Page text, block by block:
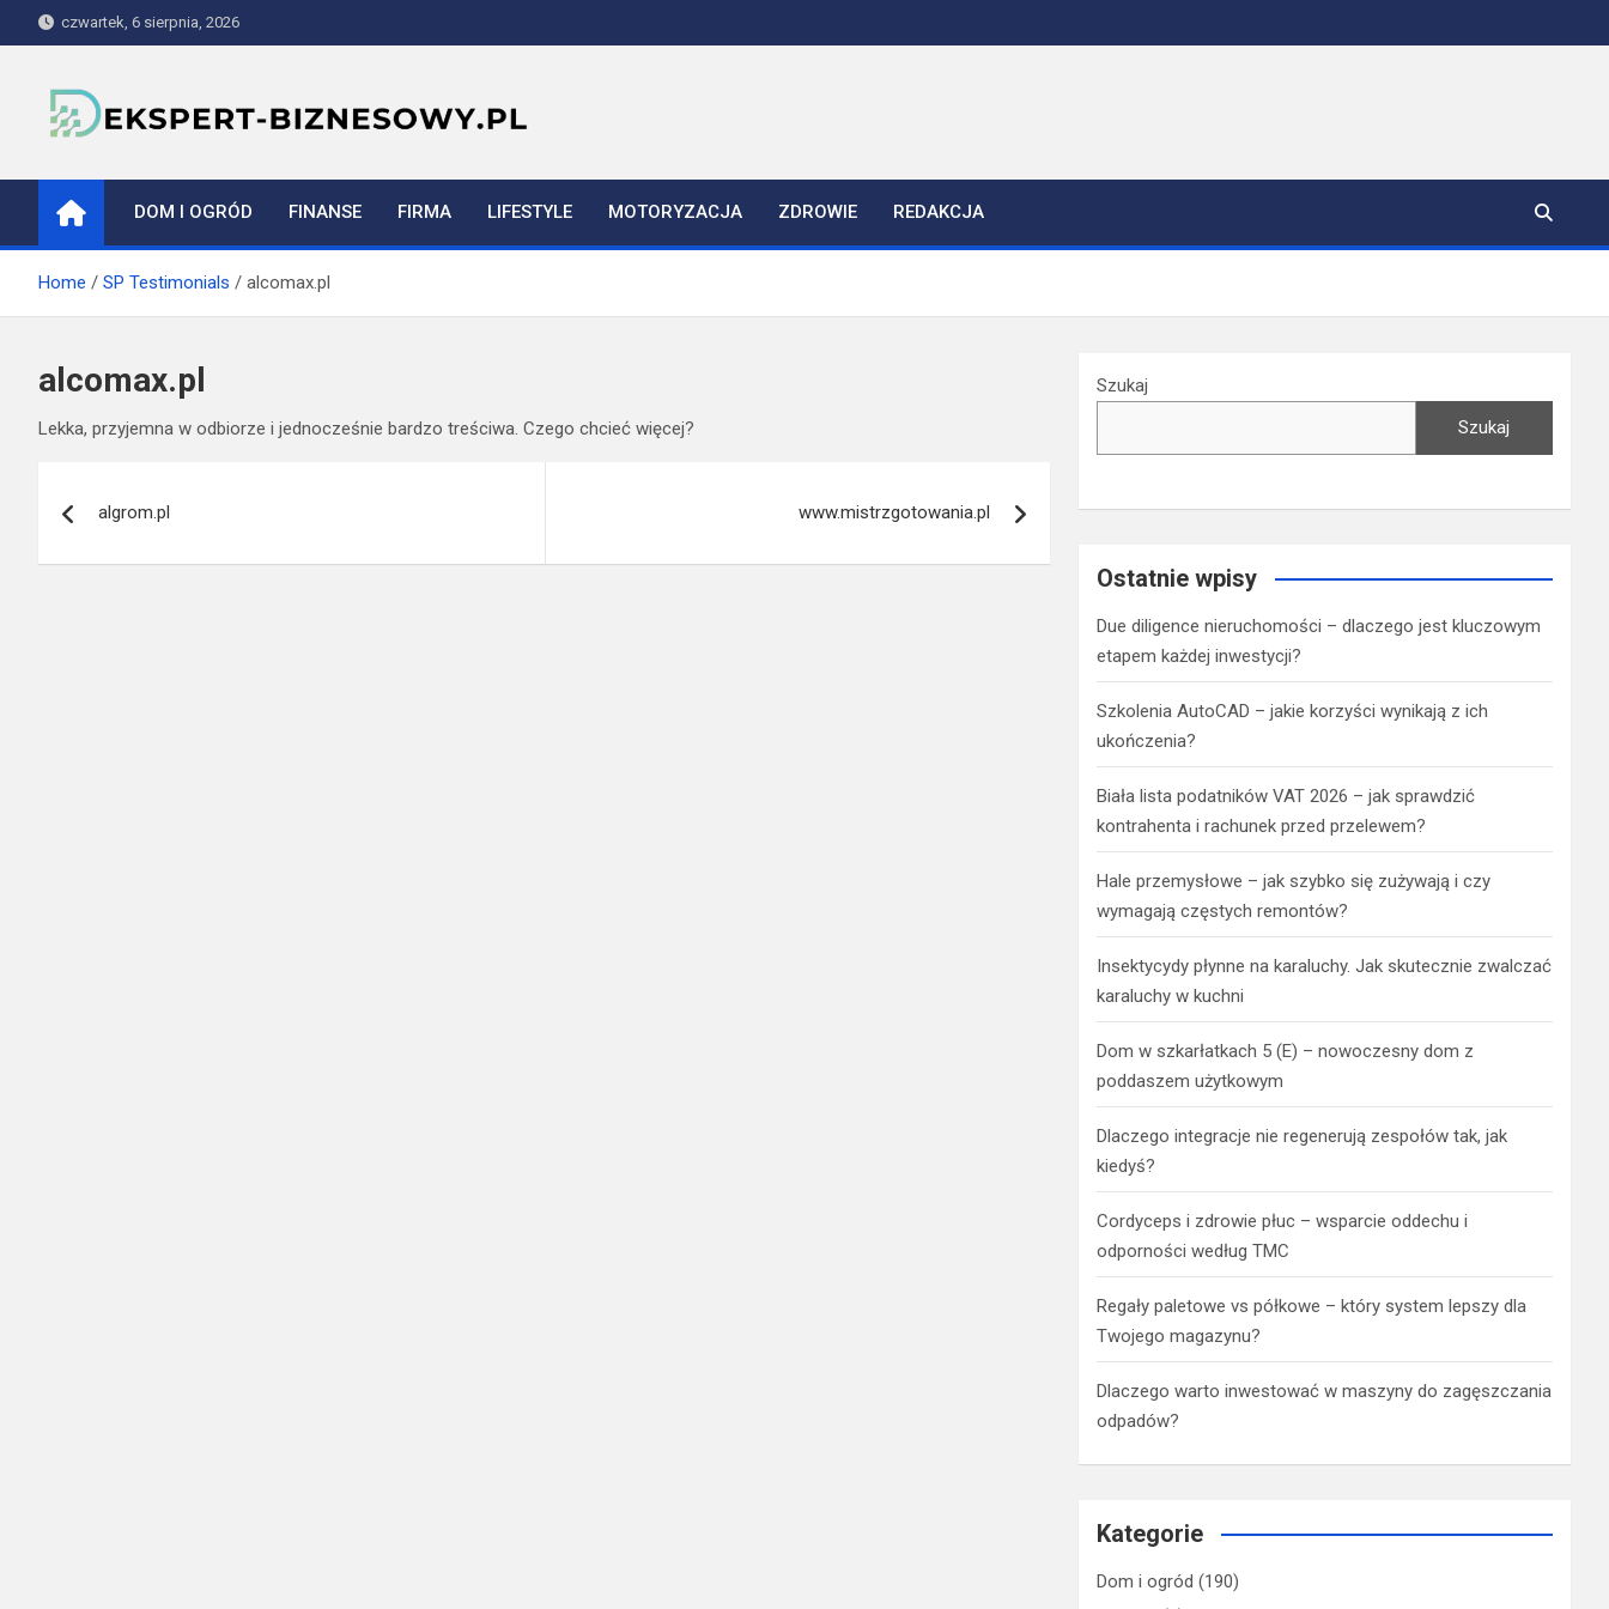
to
czwartek, 6 sierpnia, 2026
ekspert-biznesowy.pl
DOM I OGRÓD FINANSE FIRMA LIFESTYLE MOTORYZACJA ZDROWIE REDAKCJA
Home SP Testimonials alcomax.pl
alcomax.pl
Lekka, przyjemna w odbiorze i jednocześnie bardzo treściwa. Czego chcieć więcej?
wpisualgrom.pl www.mistrzgotowania.pl
Szukaj
Szukaj
Ostatnie wpisy
Due diligence nieruchomości – dlaczego jest kluczowym
etapem każdej inwestycji?
Szkolenia AutoCAD – jakie korzyści wynikają z ich
ukończenia?
Biała lista podatników VAT 2026 – jak sprawdzić
kontrahenta i rachunek przed przelewem?
Hale przemysłowe – jak szybko się zużywają i czy
wymagają częstych remontów?
Insektycydy płynne na karaluchy. Jak skutecznie zwalczać
karaluchy w kuchni
Dom w szkarłatkach 5 (E) – nowoczesny dom z
poddaszem użytkowym
Dlaczego integracje nie regenerują zespołów tak, jak
kiedyś?
Cordyceps i zdrowie płuc – wsparcie oddechu i
odporności według TMC
Regały paletowe vs półkowe – który system lepszy dla
Twojego magazynu?
Dlaczego warto inwestować w maszyny do zagęszczania
odpadów?
Kategorie
Dom i ogród (190)